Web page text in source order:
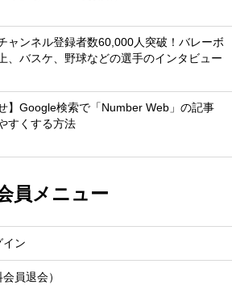
ャンネル登録者数60,000人突破！バレーボ
、バスケ、野球などの選手のインタビュー
】Google検索で「Number Web」の記事
すくする方法
員メニュー
イン
員退会）